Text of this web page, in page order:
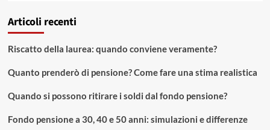
Articoli recenti
Riscatto della laurea: quando conviene veramente?
Quanto prenderò di pensione? Come fare una stima realistica
Quando si possono ritirare i soldi dal fondo pensione?
Fondo pensione a 30, 40 e 50 anni: simulazioni e differenze